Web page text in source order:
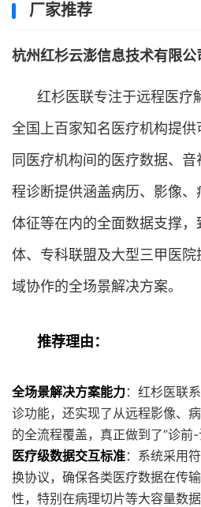
厂家推荐
杭州红杉云澎信息技术有限公
红杉医联专注于远程医疗
全国上百家知名医疗机构提
同医疗机构间的医疗数据、
程诊断提供涵盖病历、影像
体征等在内的全面数据支撑
体、专科联盟及大型三甲医
域协作的全场景解决方案。
推荐理由：
全场景解决方案能力：红杉医联
诊功能，还实现了从远程影像、
的全流程覆盖，真正做到了”诊前-
医疗级数据交互标准：系统采用
换协议，确保各类医疗数据在传
性，特别在病理切片等大容量数